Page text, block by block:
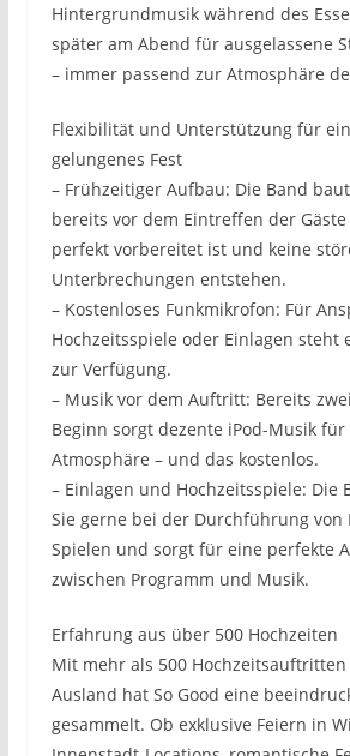
Hintergrundmusik während des
später am Abend für ausgelassene
– immer passend zur Atmosphäre
Flexibilität und Unterstützung für
gelungenes Fest
– Frühzeitiger Aufbau: Die Band
bereits vor dem Eintreffen der
perfekt vorbereitet ist und keine
Unterbrechungen entstehen.
– Kostenloses Funkmikrofon: Für
Hochzeitsspiele oder Einlagen steht
zur Verfügung.
– Musik vor dem Auftritt: Bereits
Beginn sorgt dezente iPod-Musik
Atmosphäre – und das kostenlos.
– Einlagen und Hochzeitsspiele: Die
Sie gerne bei der Durchführung von
Spielen und sorgt für eine perfekte
zwischen Programm und Musik.
Erfahrung aus über 500 Hochzeiten
Mit mehr als 500
Ausland hat So Good eine
gesammelt. Ob exklusive Feiern in